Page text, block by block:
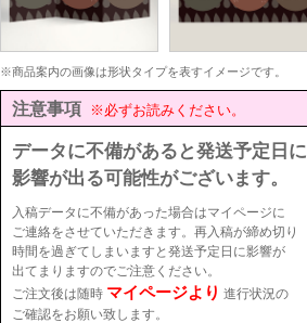
※商品案内の画像は形状タイプを表すイメージです。
注意事項 ※必ずお読みください。
データに不備があると発送予定日に
影響が出る可能性がございます。
入稿データに不備があった場合はマイページに
ご連絡をさせていただきます。再入稿が締め切り
時間を過ぎてしまいますと発送予定日に影響が
出てまりますのでご注意ください。
ご注文後は随時 マイページより 進行状況の
ご確認をお願い致します。